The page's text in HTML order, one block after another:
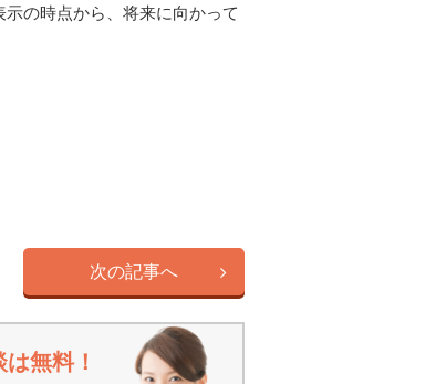
の時点から、将来に向かって
次の記事へ
無料！